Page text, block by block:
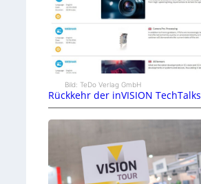
Bild: TeDo Verlag GmbH
Rückkehr der inVISION TechTalks